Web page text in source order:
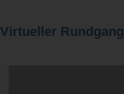
Virtueller Rundgang